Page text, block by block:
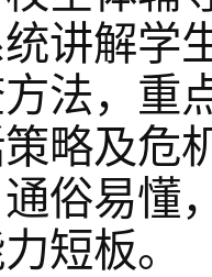
讲解学
法，重
略及危
俗易懂
短板。